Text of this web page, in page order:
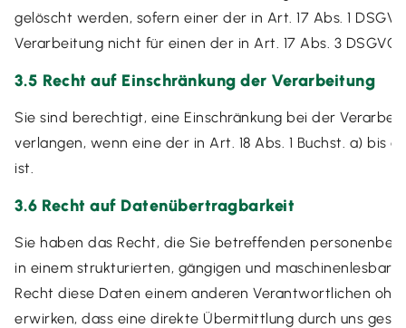
gelöscht werden, sofern einer der in Art. 17 Abs. 1
Verarbeitung nicht für einen der in Art. 17 Abs. 3
3.5 Recht auf Einschränkung der Verarbeitung
Sie sind berechtigt, eine Einschränkung bei der
verlangen, wenn eine der in Art. 18 Abs. 1 Buchst. a) bis
ist.
3.6 Recht auf Datenübertragbarkeit
Sie haben das Recht, die Sie betreffenden
in einem strukturierten, gängigen und
Recht diese Daten einem anderen Verantwortlichen
erwirken, dass eine direkte Übermittlung durch uns